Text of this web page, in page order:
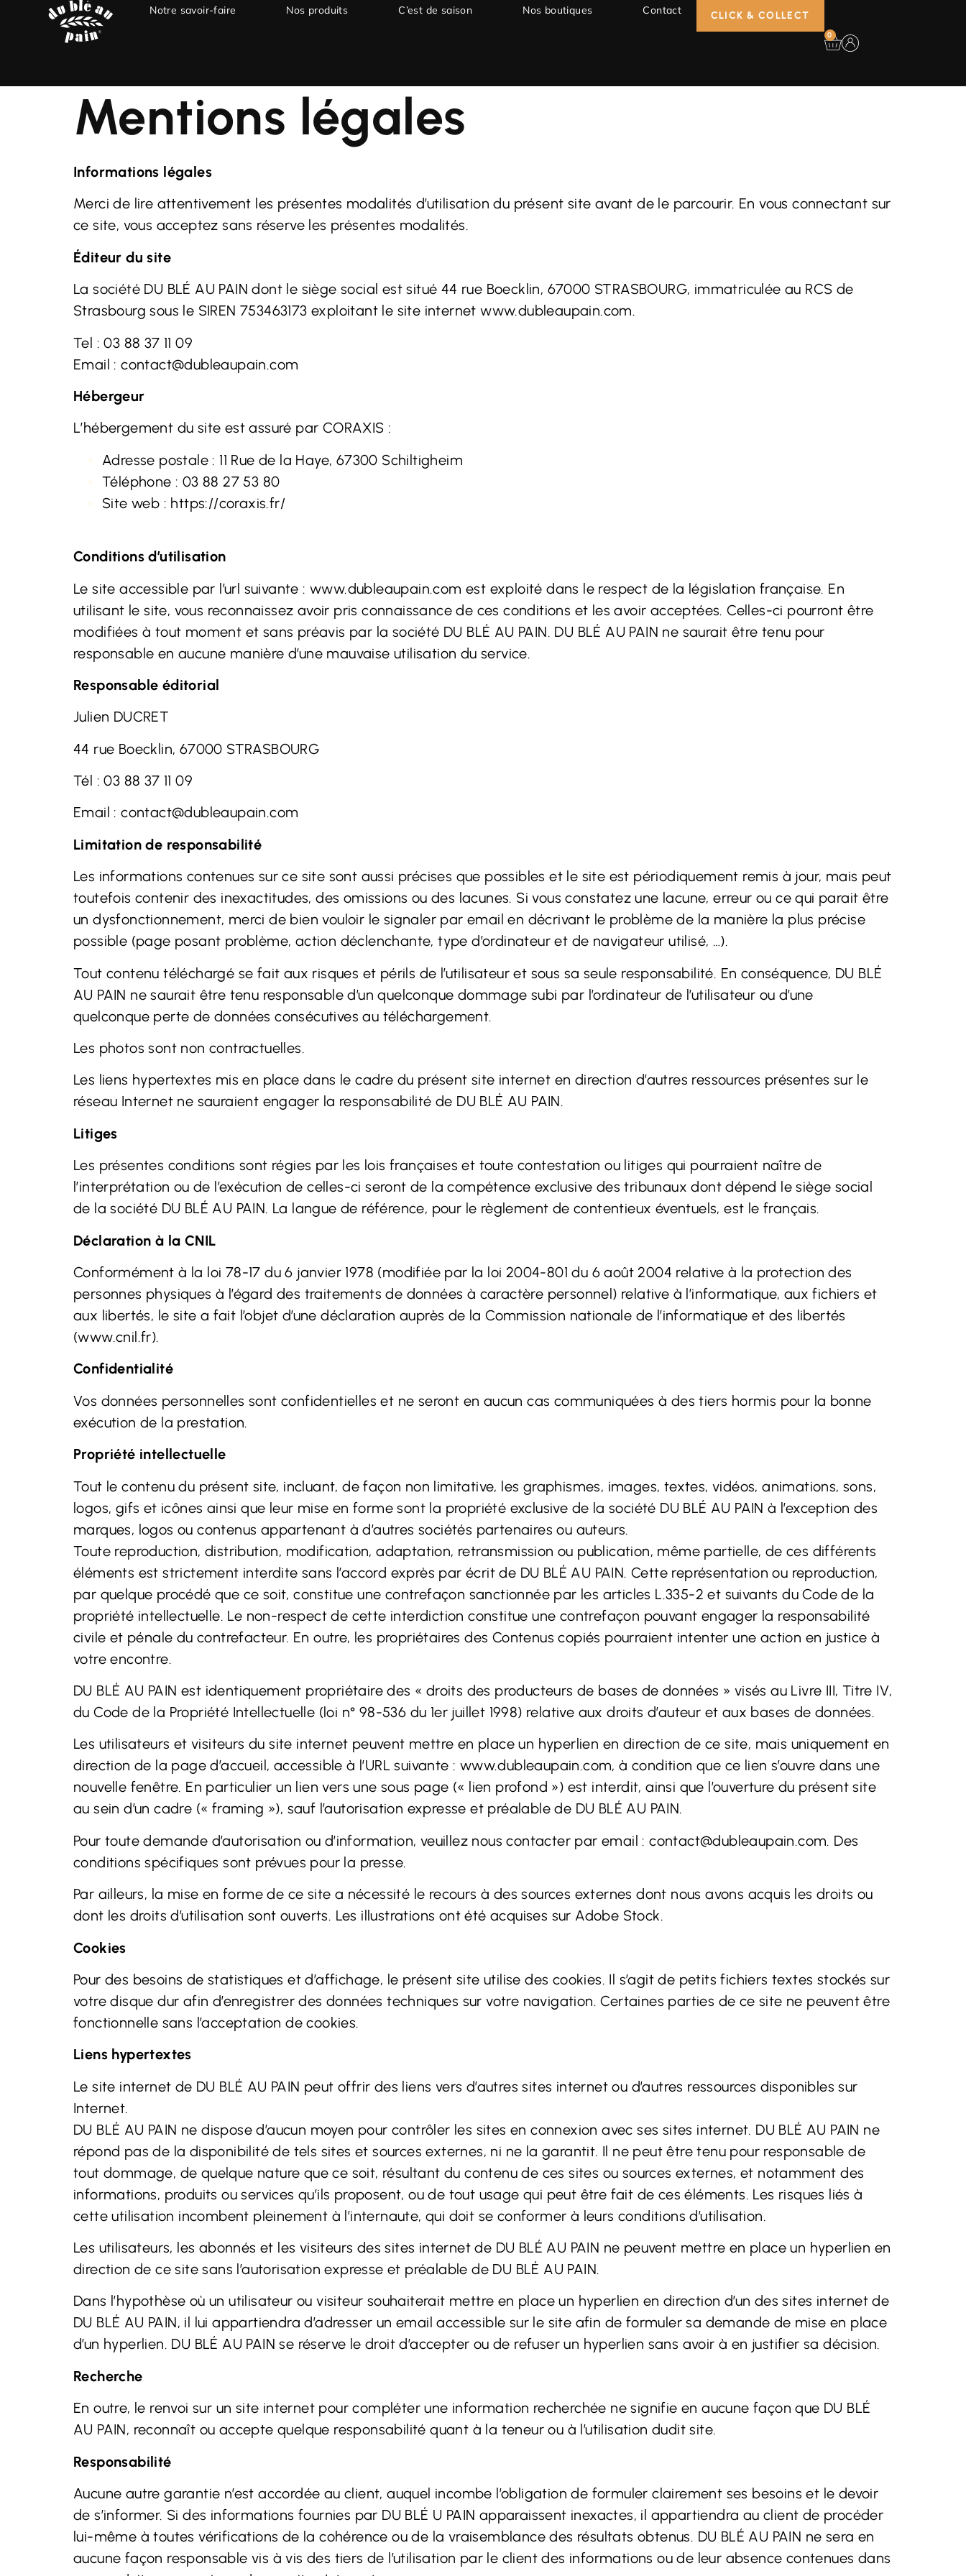
Notre savoir-faire Nos produits C’est de saison Nos boutiques Contact CLICK & COLLECT
0
Mentions légales
Informations légales
Merci de lire attentivement les présentes modalités d’utilisation du présent site avant de le parcourir. En vous connectant sur
ce site, vous acceptez sans réserve les présentes modalités.
Éditeur du site
La société DU BLÉ AU PAIN dont le siège social est situé 44 rue Boecklin, 67000 STRASBOURG, immatriculée au RCS de
Strasbourgsous le SIREN 753463173exploitant le site internetwww.dubleaupain.com.
Tel : 03 88 37 11 09
Email :contact@dubleaupain.com
Hébergeur
L’hébergement du site est assuré par CORAXIS :
Adresse postale : 11 Rue de la Haye, 67300 Schiltigheim
Téléphone : 03 88 27 53 80
Site web : https://coraxis.fr/
Conditions d’utilisation
Le site accessible par l’url suivante : www.dubleaupain.com est exploité dans le respect de la législation française. En
utilisant le site, vous reconnaissez avoir pris connaissance de ces conditions et les avoir acceptées. Celles-ci pourront être
modifiées à tout moment et sans préavis par la société DU BLÉ AU PAIN. DU BLÉ AU PAIN ne saurait être tenu pour
responsable en aucune manière d’une mauvaise utilisation du service.
Responsable éditorial
Julien DUCRET
44 rue Boecklin, 67000 STRASBOURG
Tél :03 88 37 11 09
Email :contact@dubleaupain.com
Limitation de responsabilité
Les informations contenues sur ce site sont aussi précises que possibles et le site est périodiquement remis à jour, mais peut
toutefois contenir des inexactitudes, des omissions ou des lacunes. Si vous constatez une lacune, erreur ou ce qui parait être
un dysfonctionnement, merci de bien vouloir le signaler par email en décrivant le problème de la manière la plus précise
possible (page posant problème, action déclenchante, type d’ordinateur et de navigateur utilisé, …).
Tout contenu téléchargé se fait aux risques et périls de l’utilisateur et sous sa seule responsabilité. En conséquence, DU BLÉ
AU PAIN ne saurait être tenu responsable d’un quelconque dommage subi par l’ordinateur de l’utilisateur ou d’une
quelconque perte de données consécutives au téléchargement.
Les photos sont non contractuelles.
Les liens hypertextes mis en place dans le cadre du présent site internet en direction d’autres ressources présentes sur le
réseau Internet ne sauraient engager la responsabilité de DU BLÉ AU PAIN.
Litiges
Les présentes conditions sont régies par les lois françaises et toute contestation ou litiges qui pourraient naître de
l’interprétation ou de l’exécution de celles-ci seront de la compétence exclusive des tribunaux dont dépend le siège social
de la société DU BLÉ AU PAIN. La langue de référence, pour le règlement de contentieux éventuels, est le français.
Déclaration à la CNIL
Conformément à la loi 78-17 du 6 janvier 1978 (modifiée par la loi 2004-801 du 6 août 2004 relative à la protection des
personnes physiques à l’égard des traitements de données à caractère personnel) relative à l’informatique, aux fichiers et
aux libertés, le site a fait l’objet d’une déclaration auprès de la Commission nationale de l’informatique et des libertés
(www.cnil.fr).
Confidentialité
Vos données personnelles sont confidentielles et ne seront en aucun cas communiquées à des tiers hormis pour la bonne
exécution de la prestation.
Propriété intellectuelle
Tout le contenu du présent site, incluant, de façon non limitative, les graphismes, images, textes, vidéos, animations, sons,
logos, gifs et icônes ainsi que leur mise en forme sont la propriété exclusive de la société DU BLÉ AU PAIN à l’exception des
marques, logos ou contenus appartenant à d’autres sociétés partenaires ou auteurs.
Toute reproduction, distribution, modification, adaptation, retransmission ou publication, même partielle, de ces différents
éléments est strictement interdite sans l’accord exprès par écrit de DU BLÉ AU PAIN. Cette représentation ou reproduction,
par quelque procédé que ce soit, constitue une contrefaçon sanctionnée par les articles L.335-2 et suivants du Code de la
propriété intellectuelle. Le non-respect de cette interdiction constitue une contrefaçon pouvant engager la responsabilité
civile et pénale du contrefacteur. En outre, les propriétaires des Contenus copiés pourraient intenter une action en justice à
votre encontre.
DU BLÉ AU PAIN est identiquement propriétaire des « droits des producteurs de bases de données » visés au Livre III, Titre IV,
du Code de la Propriété Intellectuelle (loi n° 98-536 du 1er juillet 1998) relative aux droits d’auteur et aux bases de données.
Les utilisateurs et visiteurs du site internet peuvent mettre en place un hyperlien en direction de ce site, mais uniquement en
direction de la page d’accueil, accessible à l’URL suivante : www.dubleaupain.com, à condition que ce lien s’ouvre dans une
nouvelle fenêtre. En particulier un lien vers une sous page (« lien profond ») est interdit, ainsi que l’ouverture du présent site
au sein d’un cadre (« framing »), sauf l’autorisation expresse et préalable de DU BLÉ AU PAIN.
Pour toute demande d’autorisation ou d’information, veuillez nous contacter par email :contact@dubleaupain.com. Des
conditions spécifiques sont prévues pour la presse.
Par ailleurs, la mise en forme de ce site a nécessité le recours à des sources externes dont nous avons acquis les droits ou
dont les droits d’utilisation sont ouverts. Les illustrations ont été acquises sur Adobe Stock.
Cookies
Pour des besoins de statistiques et d’affichage, le présent site utilise des cookies. Il s’agit de petits fichiers textes stockés sur
votre disque dur afin d’enregistrer des données techniques sur votre navigation. Certaines parties de ce site ne peuvent être
fonctionnelle sans l’acceptation de cookies.
Liens hypertextes
Le site internet de DU BLÉ AU PAIN peut offrir des liens vers d’autres sites internet ou d’autres ressources disponibles sur
Internet.
DU BLÉ AU PAIN ne dispose d’aucun moyen pour contrôler les sites en connexion avec ses sites internet. DU BLÉ AU PAIN ne
répond pas de la disponibilité de tels sites et sources externes, ni ne la garantit. Il ne peut être tenu pour responsable de
tout dommage, de quelque nature que ce soit, résultant du contenu de ces sites ou sources externes, et notamment des
informations, produits ou services qu’ils proposent, ou de tout usage qui peut être fait de ces éléments. Les risques liés à
cette utilisation incombent pleinement à l’internaute, qui doit se conformer à leurs conditions d’utilisation.
Les utilisateurs, les abonnés et les visiteurs des sites internet de DU BLÉ AU PAIN ne peuvent mettre en place un hyperlien en
direction de ce site sans l’autorisation expresse et préalable de DU BLÉ AU PAIN.
Dans l’hypothèse où un utilisateur ou visiteur souhaiterait mettre en place un hyperlien en direction d’un des sites internet de
DU BLÉ AU PAIN, il lui appartiendra d’adresser un email accessible sur le site afin de formuler sa demande de mise en place
d’un hyperlien. DU BLÉ AU PAIN se réserve le droit d’accepter ou de refuser un hyperlien sans avoir à en justifier sa décision.
Recherche
En outre, le renvoi sur un site internet pour compléter une information recherchée ne signifie en aucune façon que DU BLÉ
AU PAIN, reconnaît ou accepte quelque responsabilité quant à la teneur ou à l’utilisation dudit site.
Responsabilité
Aucune autre garantie n’est accordée au client, auquel incombe l’obligation de formuler clairement ses besoins et le devoir
de s’informer. Si des informations fournies par DU BLÉ U PAIN apparaissent inexactes, il appartiendra au client de procéder
lui-même à toutes vérifications de la cohérence ou de la vraisemblance des résultats obtenus. DU BLÉ AU PAIN ne sera en
aucune façon responsable vis à vis des tiers de l’utilisation par le client des informations ou de leur absence contenues dans